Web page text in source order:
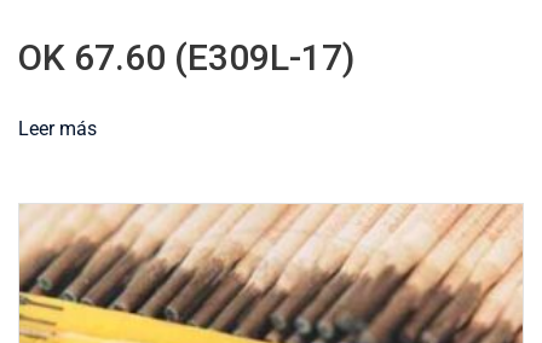
OK 67.60 (E309L-17)
Leer más